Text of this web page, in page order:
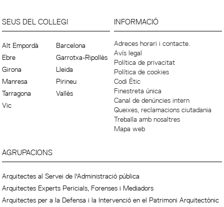
SEUS DEL COL·LEGI
Alt Empordà
Barcelona
Ebre
Garrotxa-Ripollès
Girona
Lleida
Manresa
Pirineu
Tarragona
Vallès
Vic
INFORMACIÓ
Adreces horari i contacte.
Avís legal
Política de privacitat
Política de cookies
Codi Ètic
Finestreta única
Canal de denúncies intern
Queixes, reclamacions ciutadania
Treballa amb nosaltres
Mapa web
AGRUPACIONS
Arquitectes al Servei de l'Administració pública
Arquitectes Experts Pericials, Forenses i Mediadors
Arquitectes per a la Defensa i la Intervenció en el Patrimoni Arquitectònic